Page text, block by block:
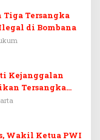
Tiga Tersangka
di Bombana
Kejanggalan
Tersangka
Wakil Ketua PWI